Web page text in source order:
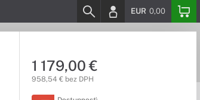
EUR 0,00
1 179,00 €
958,54 € bez DPH